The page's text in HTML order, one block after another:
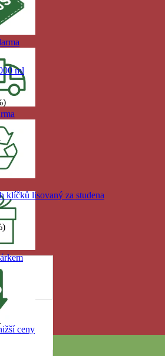
ceny
ml
klíčků lisovaný za studena